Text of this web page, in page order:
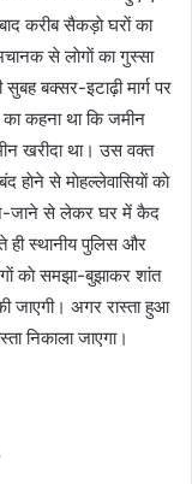
बाद करीब सैकड़ाे घराें का
से लाेगाें का गुस्सा
बक्सर-इटाढ़ी मार्ग पर
कहना था कि जमीन
खरीदा था। उस वक्त
हाेने से माेहल्लेवासियाें काे
जाने से लेकर घर में कैद
ही स्थानीय पुलिस और
काे समझा-बुझाकर शांत
जाएगी। अगर रास्ता हुआ
निकाला जाएगा।